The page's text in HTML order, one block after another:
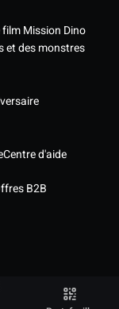
Mission Dino
et des monstres
Centre d'aide
B2B